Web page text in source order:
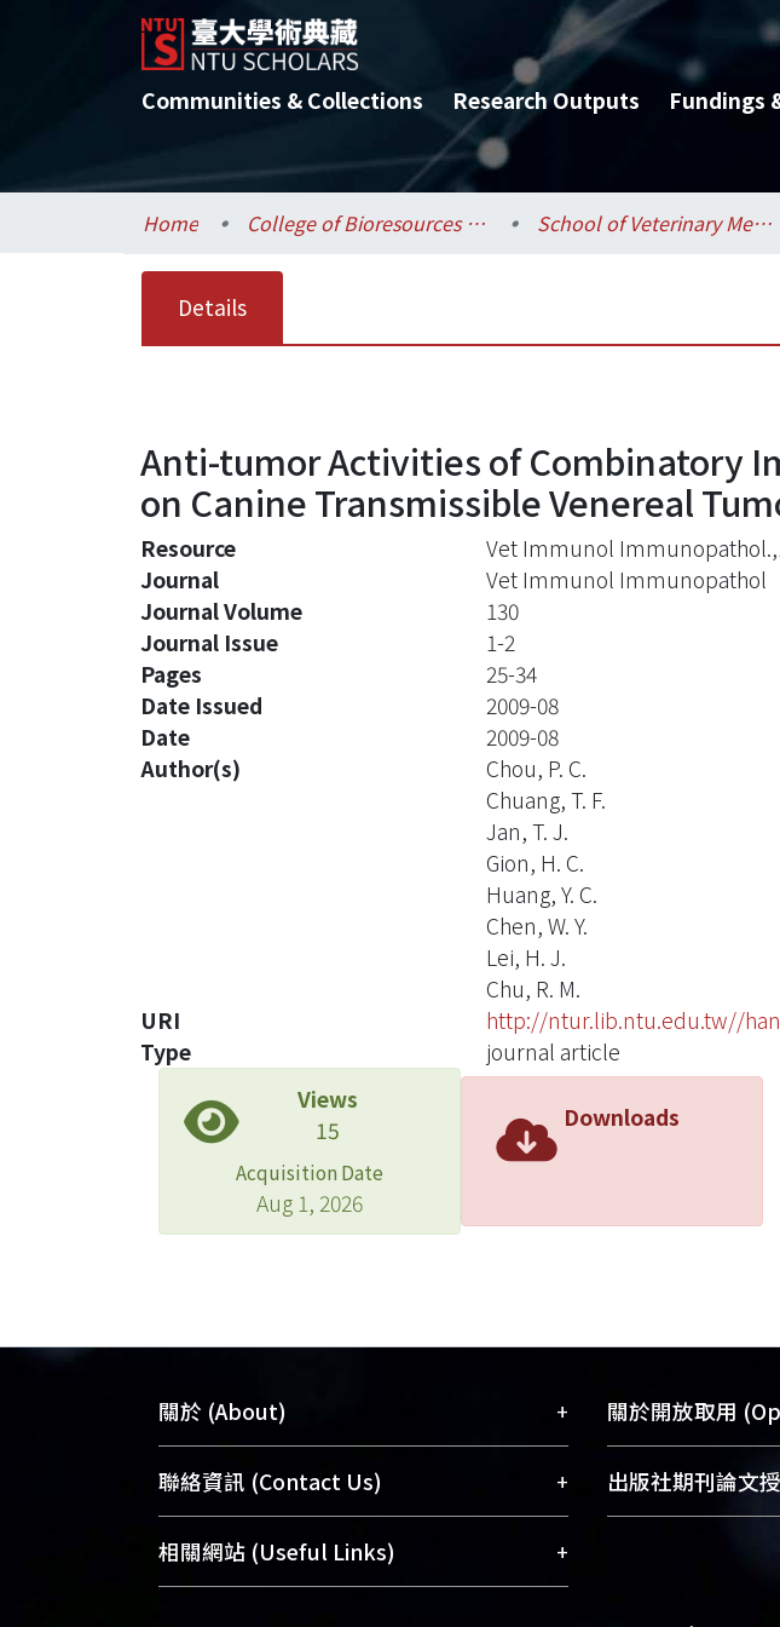
Communities & Collections Research Outputs Fundings
Home College of Bioresources and Agriculture / 生物資源暨農學院 School of Veterinary Medicine / 獸醫專業學院
Details
Anti-tumor Activities of Combinatory
on Canine Transmissible Venereal
Resource
Vet Immunol
Journal
Vet Immunol Immunopathol
Journal Volume
130
Journal Issue
1-2
Pages
25-34
Date Issued
2009-08
Date
2009-08
Author(s)
Chou, P. C.
Chuang, T. F.
Jan, T. J.
Gion, H. C.
Huang, Y. C.
Chen, W. Y.
Lei, H. J.
Chu, R. M.
URI
http://ntur.lib.ntu.edu.tw//
Type
journal article
Views
15
Acquisition Date
Aug 1, 2026
Downloads
關於 (About) +
臺大位居世界頂尖大學之列，為永久珍藏
及向國際展現本校豐碩的研究成果及學術
能量，圖書館整合機構典藏（NTUR）與學
術庫（AH）不同功能平台，成為臺大學術
聯絡資訊 (Contact Us) +
總館學科館員(Main Library)
醫學圖書館學科館員(Medical Library)
相關網站 (Useful Links) +
關於開放取用
開放取用是從使
的社會運動，應
出版社期刊論文